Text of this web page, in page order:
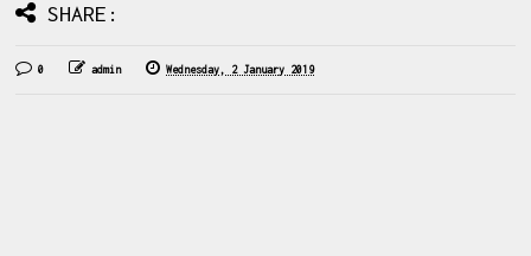
SHARE:
0 admin Wednesday, 2 January 2019